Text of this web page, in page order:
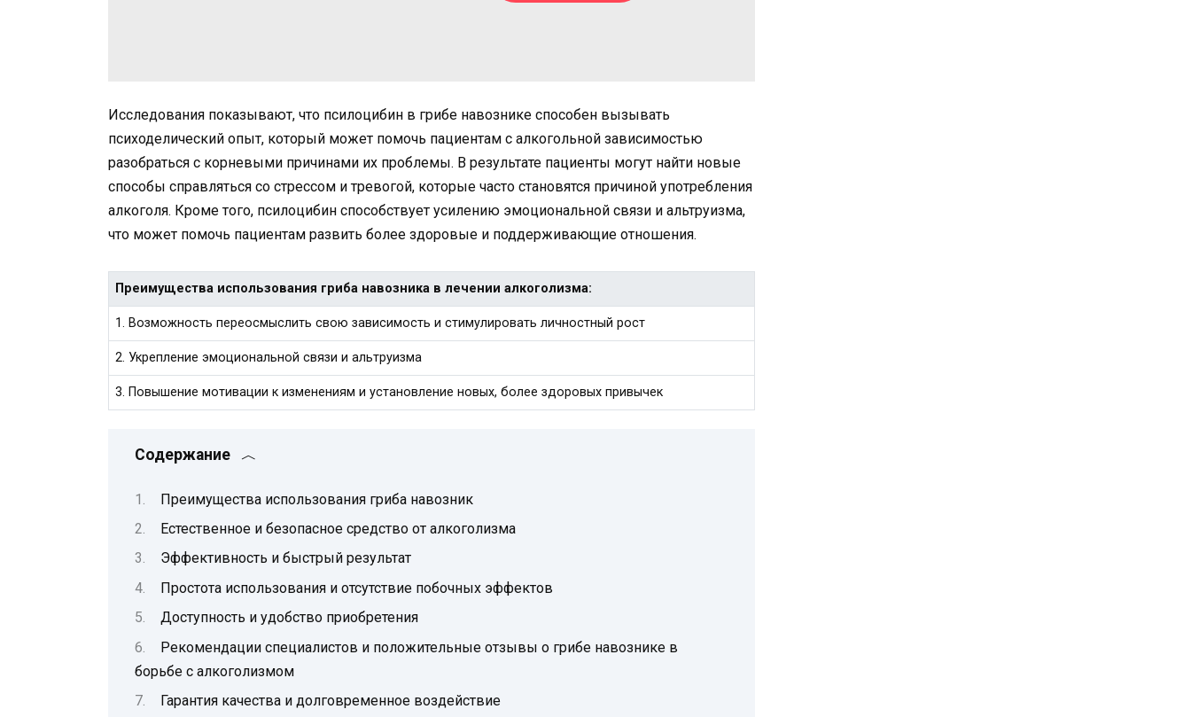
Исследования показывают, что псилоцибин в грибе навознике способен вызывать
психоделический опыт, который может помочь пациентам с алкогольной зависимостью
разобраться с корневыми причинами их проблемы. В результате пациенты могут найти новые
способы справляться со стрессом и тревогой, которые часто становятся причиной употребления
алкоголя. Кроме того, псилоцибин способствует усилению эмоциональной связи и альтруизма,
что может помочь пациентам развить более здоровые и поддерживающие отношения.
Преимущества использования гриба навозника в лечении алкоголизма:
1. Возможность переосмыслить свою зависимость и стимулировать личностный рост
2. Укрепление эмоциональной связи и альтруизма
3. Повышение мотивации к изменениям и установление новых, более здоровых привычек
Содержание
Преимущества использования гриба навозник
Естественное и безопасное средство от алкоголизма
Эффективность и быстрый результат
Простота использования и отсутствие побочных эффектов
Доступность и удобство приобретения
Рекомендации специалистов и положительные отзывы о грибе навознике в
борьбе с алкоголизмом
Гарантия качества и долговременное воздействие